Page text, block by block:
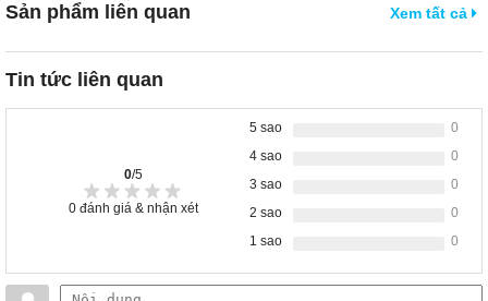
Sản phẩm liên quan Xem tất cả
Tin tức liên quan
0/5
0 đánh giá & nhận xét
5 sao
0
4 sao
0
3 sao
0
2 sao
0
1 sao
0